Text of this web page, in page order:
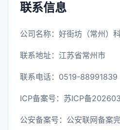
联系信息
公司名称：好街坊（常州）
联系地址：江苏省常州市
联系电话：0519-88991839
ICP备案号： 苏ICP备
公安备案号：公安联网备案